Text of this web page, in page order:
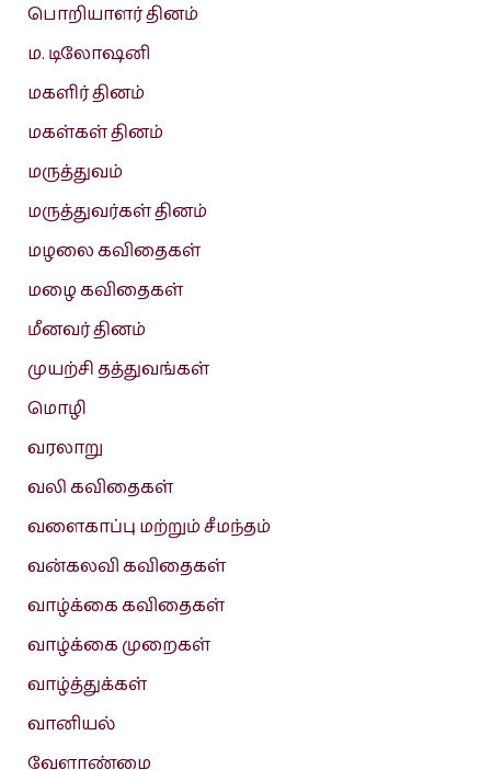
பொறியாளர் தினம்
ம. டிலோஷனி
மகளிர் தினம்
மகள்கள் தினம்
மருத்துவம்
மருத்துவர்கள் தினம்
மழலை கவிதைகள்
மழை கவிதைகள்
மீனவர் தினம்
முயற்சி தத்துவங்கள்
மொழி
வரலாறு
வலி கவிதைகள்
வளைகாப்பு மற்றும் சீமந்தம்
வன்கலவி கவிதைகள்
வாழ்க்கை கவிதைகள்
வாழ்க்கை முறைகள்
வாழ்த்துக்கள்
வானியல்
வேளாண்மை